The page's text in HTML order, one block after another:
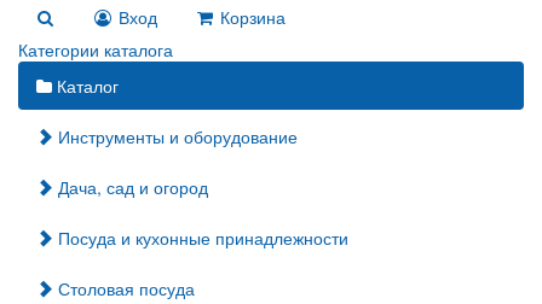
Вход
Корзина
Категории каталога
Каталог
Инструменты и оборудование
Дача, сад и огород
Посуда и кухонные принадлежности
Столовая посуда